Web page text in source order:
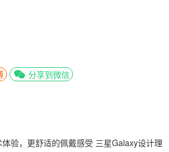
分享到微信
验，更舒适的佩戴感受 三星Galaxy设计理